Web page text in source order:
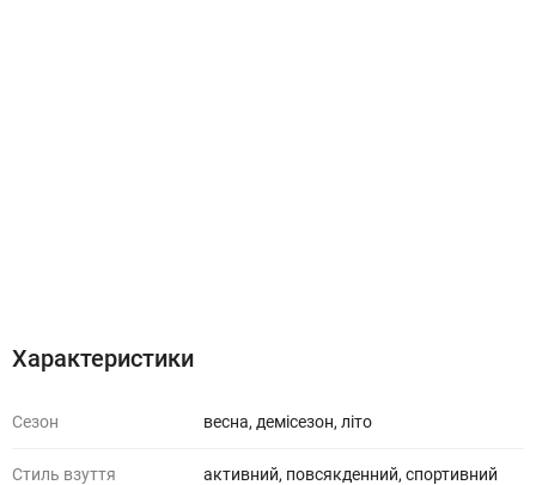
Характеристики
Сезон весна, демісезон, літо
Стиль взуття активний, повсякденний, спортивний